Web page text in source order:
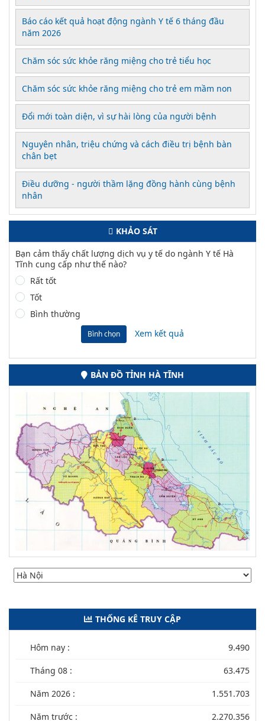
Báo cáo kết quả hoạt động ngành Y tế 6 tháng đầu
năm 2026
Chăm sóc sức khỏe răng miệng cho trẻ tiểu học
Chăm sóc sức khỏe răng miệng cho trẻ em mầm non
Đổi mới toàn diện, vì sự hài lòng của người bệnh
Nguyên nhân, triệu chứng và cách điều trị bệnh bàn
chân bẹt
Điều dưỡng - người thầm lặng đồng hành cùng bệnh
nhân
KHẢO SÁT
Bạn cảm thấy chất lượng dịch vụ y tế do ngành Y tế Hà
Tĩnh cung cấp như thế nào?
Rất tốt
Tốt
Bình thường
Bình chọn Xem kết quả
BẢN ĐỒ TỈNH HÀ TĨNH
THỐNG KÊ TRUY CẬP
Hôm nay : 9.490
Tháng 08 : 63.475
Năm 2026 : 1.551.703
Năm trước : 2.270.356